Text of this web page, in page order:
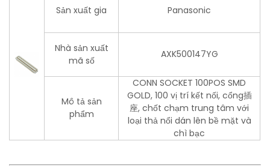
Sản xuất gia Panasonic
Nhà sản xuất
mã số
AXK500147YG
Mô tả sản
phẩm
CONN SOCKET 100POS SMD
GOLD, 100 vị trí kết nối, cổng插
座, chốt chạm trung tâm với
loại thả nổi dán lên bề mặt và
chì bạc